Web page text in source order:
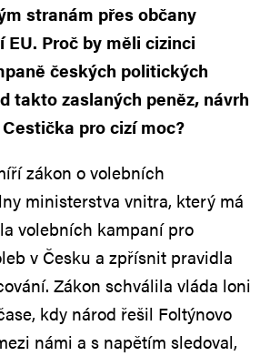
stranám přes občany
EU. Proč by měli cizinci
českých politických
takto zaslaných peněz, návrh
pro cizí moc?
zákon o volebních
ministerstva vnitra, který má
volebních kampaní pro
v Česku a zpřísnit pravidla
Zákon schválila vláda loni
kdy národ řešil Foltýnovo
námi a s napětím sledoval,